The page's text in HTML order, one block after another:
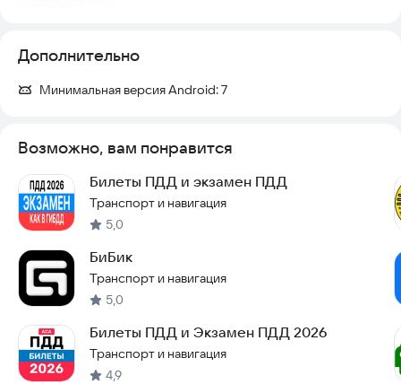
Дополнительно
Минимальная версия Android:7
Возможно, вам понравится
Билеты ПДД и экзамен ПДД
Транспорт и навигация
5,0
БиБик
Транспорт и навигация
5,0
Билеты ПДД и Экзамен ПДД 2026
Транспорт и навигация
4,9